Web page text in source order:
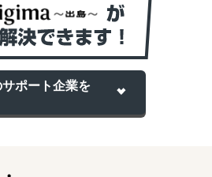
ポート企業を